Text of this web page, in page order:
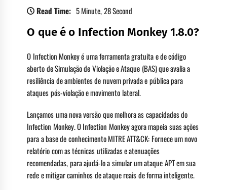
Read Time: 5 Minute, 28 Second
O que é o Infection Monkey 1.8.0?
O Infection Monkey é uma ferramenta gratuita e de código
aberto de Simulação de Violação e Ataque (BAS) que avalia a
resiliência de ambientes de nuvem privada e pública para
ataques pós-violação e movimento lateral.
Lançamos uma nova versão que melhora as capacidades do
Infection Monkey. O Infection Monkey agora mapeia suas ações
para a base de conhecimento MITRE ATT&CK: Fornece um novo
relatório com as técnicas utilizadas e atenuações
recomendadas, para ajudá-lo a simular um ataque APT em sua
rede e mitigar caminhos de ataque reais de forma inteligente.